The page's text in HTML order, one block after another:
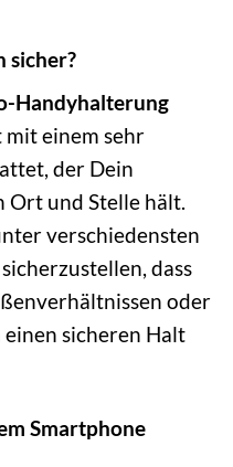
sicher?
Handyhalterung
mit einem sehr
der Dein
Ort und Stelle hält.
verschiedensten
dass
oder
sicheren Halt
Smartphone